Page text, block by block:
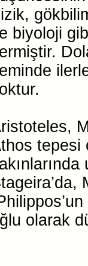
biyoloji
tepesi
olarak